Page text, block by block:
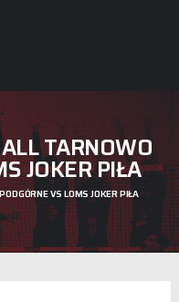
TARNOWO
JOKER PIŁA
VS LOMS JOKER PIŁA